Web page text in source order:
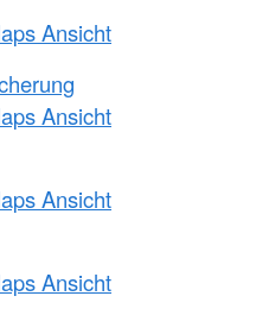
Ansicht
Ansicht
Ansicht
Ansicht